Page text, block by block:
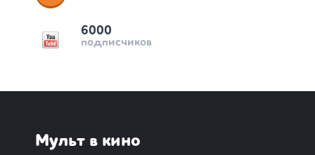
6000
подписчиков
Мульт в кино